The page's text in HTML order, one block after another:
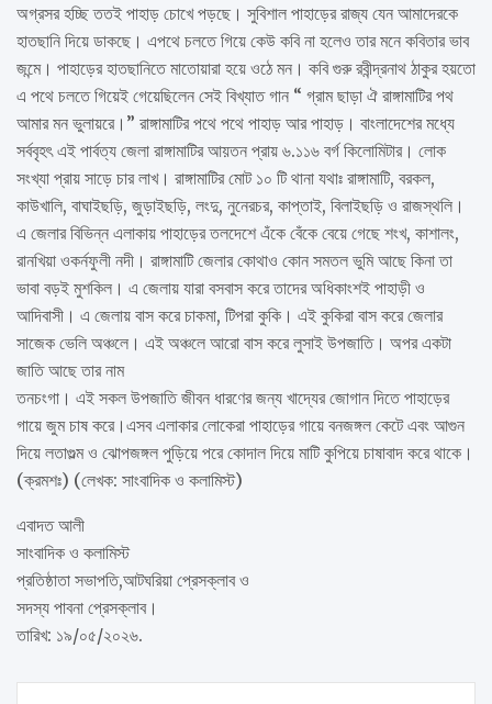
অগ্রসর হচ্ছি ততই পাহাড় চোখে পড়ছে। সুবিশাল পাহাড়ের রাজ্য যেন আমাদেরকে
হাতছানি দিয়ে ডাকছে। এপথে চলতে গিয়ে কেউ কবি না হলেও তার মনে কবিতার ভাব
জন্মে। পাহাড়ের হাতছানিতে মাতোয়ারা হয়ে ওঠে মন। কবি গুরু রবীন্দ্রনাথ ঠাকুর হয়তো
এ পথে চলতে গিয়েই গেয়েছিলেন সেই বিখ্যাত গান “ গ্রাম ছাড়া ঐ রাঙ্গামাটির পথ
আমার মন ভুলায়রে।” রাঙ্গামাটির পথে পথে পাহাড় আর পাহাড়। বাংলাদেশের মধ্যে
সর্ববৃহৎ এই পার্বত্য জেলা রাঙ্গামাটির আয়তন প্রায় ৬.১১৬ বর্গ কিলোমিটার। লোক
সংখ্যা প্রায় সাড়ে চার লাখ। রাঙ্গামাটির মোট ১০ টি থানা যথাঃ রাঙ্গামাটি, বরকল,
কাউখালি, বাঘাইছড়ি, জুড়াইছড়ি, লংদু, নুনেরচর, কাপ্তাই, বিলাইছড়ি ও রাজস্থলি।
এ জেলার বিভিন্ন এলাকায় পাহাড়ের তলদেশে এঁকে বেঁকে বেয়ে গেছে শংখ, কাশালং,
রানখিয়া ওকর্নফুলী নদী। রাঙ্গামাটি জেলার কোথাও কোন সমতল ভুমি আছে কিনা তা
ভাবা বড়ই মুশকিল। এ জেলায় যারা বসবাস করে তাদের অধিকাংশই পাহাড়ী ও
আদিবাসী। এ জেলায় বাস করে চাকমা, টিপরা কুকি। এই কুকিরা বাস করে জেলার
সাজেক ভেলি অঞ্চলে। এই অঞ্চলে আরো বাস করে লুসাই উপজাতি। অপর একটা
জাতি আছে তার নাম
তনচংগা। এই সকল উপজাতি জীবন ধারণের জন্য খাদ্যের জোগান দিতে পাহাড়ের
গায়ে জুম চাষ করে।এসব এলাকার লোকেরা পাহাড়ের গায়ে বনজঙ্গল কেটে এবং আগুন
দিয়ে লতাগুল্ম ও ঝোপজঙ্গল পুড়িয়ে পরে কোদাল দিয়ে মাটি কুপিয়ে চাষাবাদ করে থাকে।
(ক্রমশঃ) (লেখক: সাংবাদিক ও কলামিস্ট)
এবাদত আলী
সাংবাদিক ও কলামিস্ট
প্রতিষ্ঠাতা সভাপতি,আটঘরিয়া প্রেসক্লাব ও
সদস্য পাবনা প্রেসক্লাব।
তারিখ: ১৯/০৫/২০২৬.